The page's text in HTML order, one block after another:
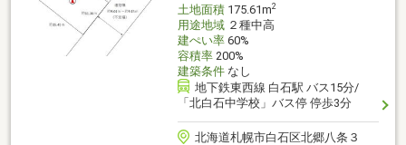
土地面積175.61m2
用途地域２種中高
建ぺい率60%
容積率200%
建築条件なし
地下鉄東西線 白石駅 バス15分/
「北白石中学校」バス停 停歩3分
北海道札幌市白石区北郷八条３